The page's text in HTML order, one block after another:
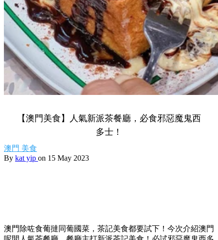
【澳門美食】人氣新派茶餐廳，必食邪惡魔鬼西
多士！
澳門 美食
By kat yip on 15 May 2023
澳門除咗食葡撻同葡國菜，茶記美食都要試下！今次介紹澳門